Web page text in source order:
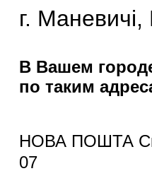
г.
В Вашем
по таким
НОВА ПОШТА
07